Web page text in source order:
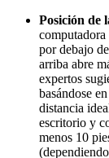
Posición de
por debajo
arriba abre
expertos
basándose
distancia
escritorio y
menos 10